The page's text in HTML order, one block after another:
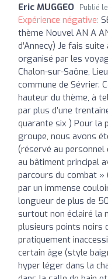
Eric MUGGEO Publié le
Expérience négative:
thème Nouvel AN A
d’Annecy) Je fais
organisé par les
Chalon-sur-Saône,
commune de Sévrier.
hauteur du thème, à
par plus d’une
quarante six ) Pour la
groupe, nous avons
(réservé au
au bâtiment principal
parcours du combat »
par un immense
longueur de plus de
surtout non éclairé la
plusieurs points noirs
pratiquement
certain âge (style
hyper léger dans la